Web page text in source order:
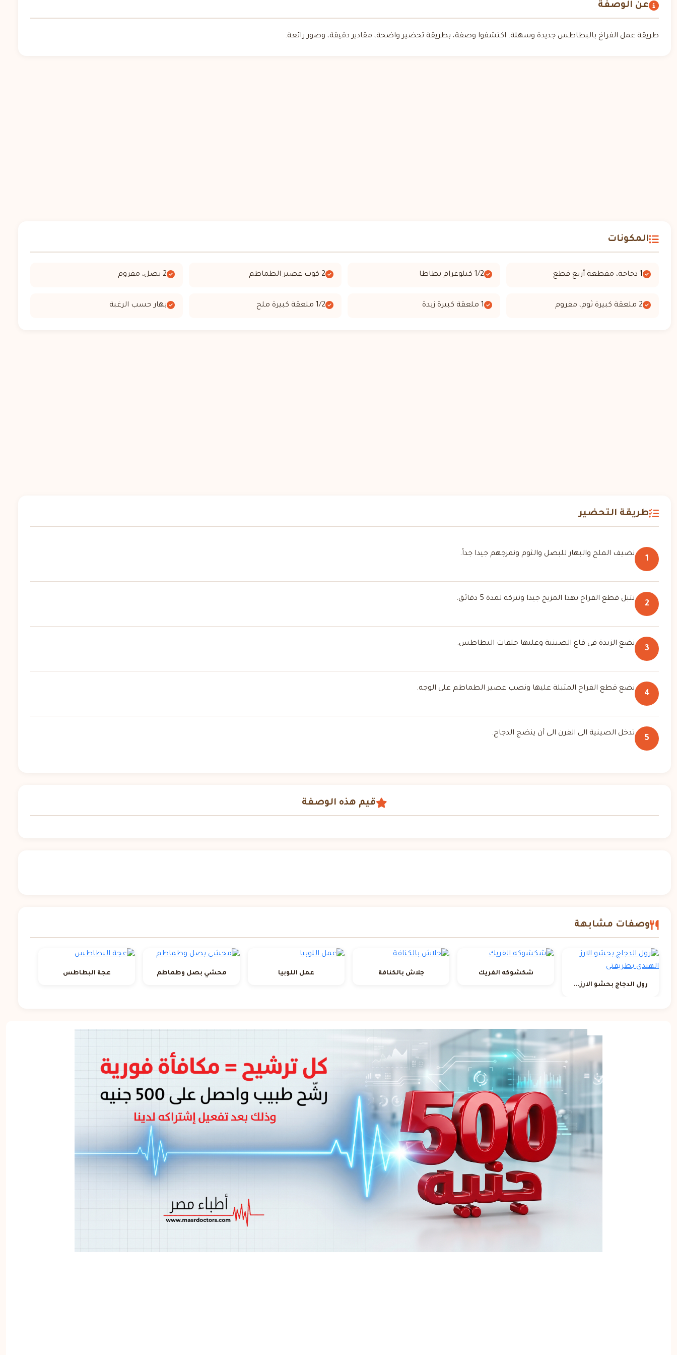
عن الوصفة
طريقة عمل الفراخ بالبطاطس جديدة وسهلة. اكتشفوا وصفة، بطريقة تحضير واضحة، مقادير دقيقة، وصور رائعة.
المكونات
1 دجاجة، مقطعة أربع قطع 1/2 كيلوغرام بطاطا 2 كوب عصير الطماطم 2 بصل، مفروم
2 ملعقة كبيرة ثوم، مفروم 1 ملعقة كبيرة زبدة 1/2 ملعقة كبيرة ملح بهار حسب الرغبة
طريقة التحضير
1
نضيف الملح والبهار للبصل والثوم ونمزجهم جيدا جداً.
2
نتبل قطع الفراخ بهذا المزيج جيدا ونتركه لمدة 5 دقائق.
3
نضع الزبدة فى قاع الصينية وعليها حلقات البطاطس.
4
نضع قطع الفراخ المتبلة عليها ونصب عصير الطماطم على الوجه.
5
تدخل الصينية الى الفرن الى أن ينضج الدجاج.
قيم هذه الوصفة
وصفات مشابهة
رول الدجاج بحشو الارز...
شكشوكه الفريك جلاش بالكنافة عمل اللوبيا محشي بصل وطماطم عجة البطاطس